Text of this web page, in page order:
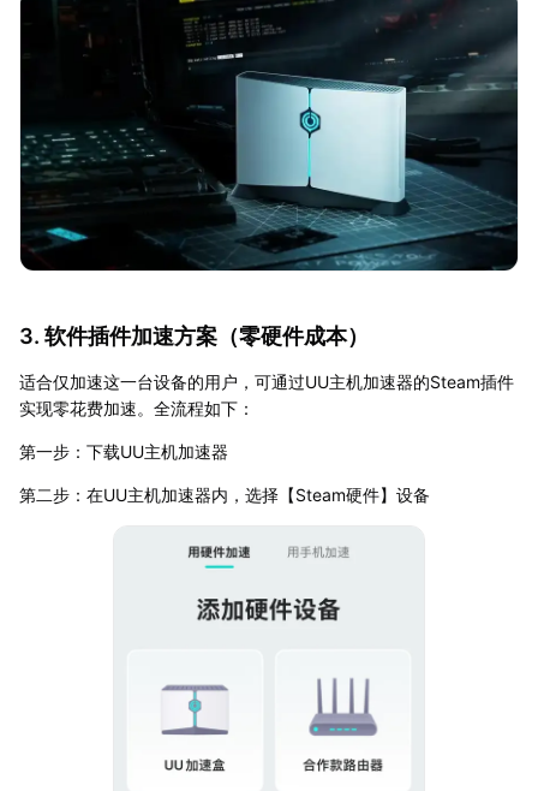
3. 软件插件加速方案（零硬件成本）
适合仅加速这一台设备的用户，可通过UU主机加速器的Steam插件
实现零花费加速。全流程如下：
第一步：下载UU主机加速器
第二步：在UU主机加速器内，选择【Steam硬件】设备